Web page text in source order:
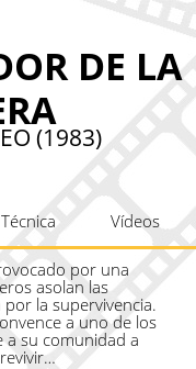
DE LA
(1983)
Vídeos
por una
asolan las
la supervivencia.
a uno de los
su comunidad a